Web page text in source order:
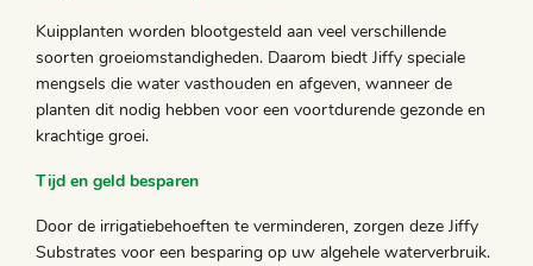
Kuipplanten worden blootgesteld aan veel verschillende
soorten groeiomstandigheden. Daarom biedt Jiffy speciale
mengsels die water vasthouden en afgeven, wanneer de
planten dit nodig hebben voor een voortdurende gezonde en
krachtige groei.
Tijd en geld besparen
Door de irrigatiebehoeften te verminderen, zorgen deze Jiffy
Substrates voor een besparing op uw algehele waterverbruik.